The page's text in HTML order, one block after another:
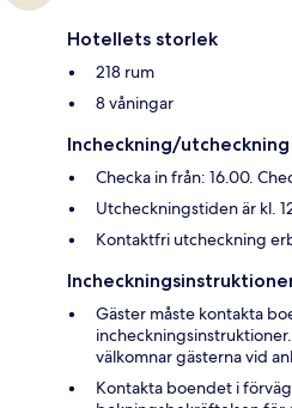
Hotellets storlek
218 rum
8 våningar
Incheckning/utcheckning
Checka in från: 16.00.
Utcheckningstiden är kl.
Kontaktfri utcheckning
Gäster måste kontakta
välkomnar gästerna vid
Kontakta boendet i